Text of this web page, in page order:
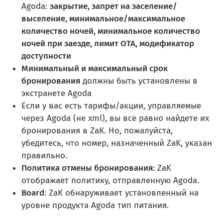
Agoda: закрытие, запрет на заселение/
выселение, минимальное/максимальное
количество ночей, минимальное количество
ночей при заезде, лимит OTA, модификатор
доступности
Минимальный и максимальный срок
бронирования должны быть установлены в
экстранете Agoda
Если у вас есть тарифы/акции, управляемые
через Agoda (не xml), вы все равно найдете их
бронирования в ZaK. Но, пожалуйста,
убедитесь, что номер, назначенный ZaK, указан
правильно.
Политика отмены бронирования: ZaK
отображает политику, отправленную Agoda.
Board: ZaK обнаруживает установленный на
уровне продукта Agoda тип питания.